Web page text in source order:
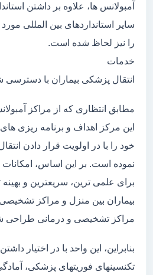
آمبولانس ها، علاوه بر داشتن
سایر استانداردهای بین المللی
را نیز لحاظ شده است.
خدمات
انتقال پزشکی بیماران با دسترسی
مطابق انتظاری که از مراکز
این مرکز اهداف و برنامه ریزی
خود را با در اولویت قرار دادن
نموده است. بر این اساس،
برای علمی ترین، سریعترین و
بیماران بین منزل و مراکز تشخیصی
مراکز تشخیصی و درمانی طراحی
بنابراین، این واحد با در اختیار
تکنسینهای فوریتهای پزشکی،